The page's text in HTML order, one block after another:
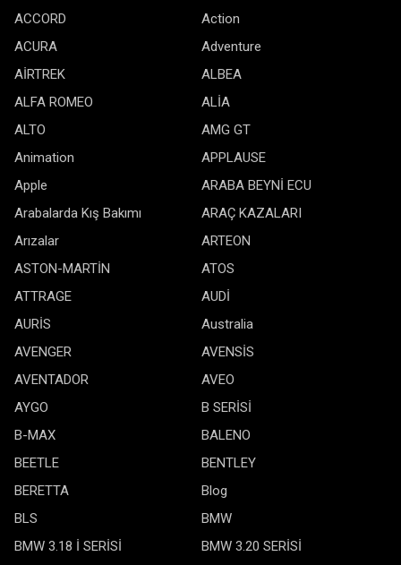
ACCORD
Action
ACURA
Adventure
AİRTREK
ALBEA
ALFA ROMEO
ALİA
ALTO
AMG GT
Animation
APPLAUSE
Apple
ARABA BEYNİ ECU
Arabalarda Kış Bakımı
ARAÇ KAZALARI
Arızalar
ARTEON
ASTON-MARTİN
ATOS
ATTRAGE
AUDİ
AURİS
Australia
AVENGER
AVENSİS
AVENTADOR
AVEO
AYGO
B SERİSİ
B-MAX
BALENO
BEETLE
BENTLEY
BERETTA
Blog
BLS
BMW
BMW 3.18 İ SERİSİ
BMW 3.20 SERİSİ